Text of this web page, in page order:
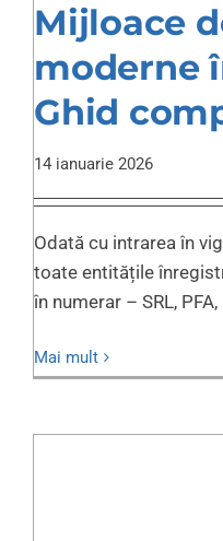
Mijloace
moderne
Ghid
14 ianuarie 2026
Odată cu intrarea în
toate entitățile
în numerar – SRL,
Mai mult